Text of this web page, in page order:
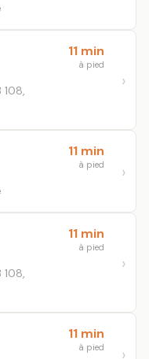
11 min
à pied
11 min
à pied
11 min
à pied
11 min
à pied